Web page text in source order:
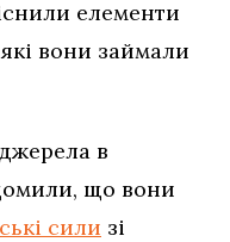
елементи
вони займали
в
що вони
сили зі